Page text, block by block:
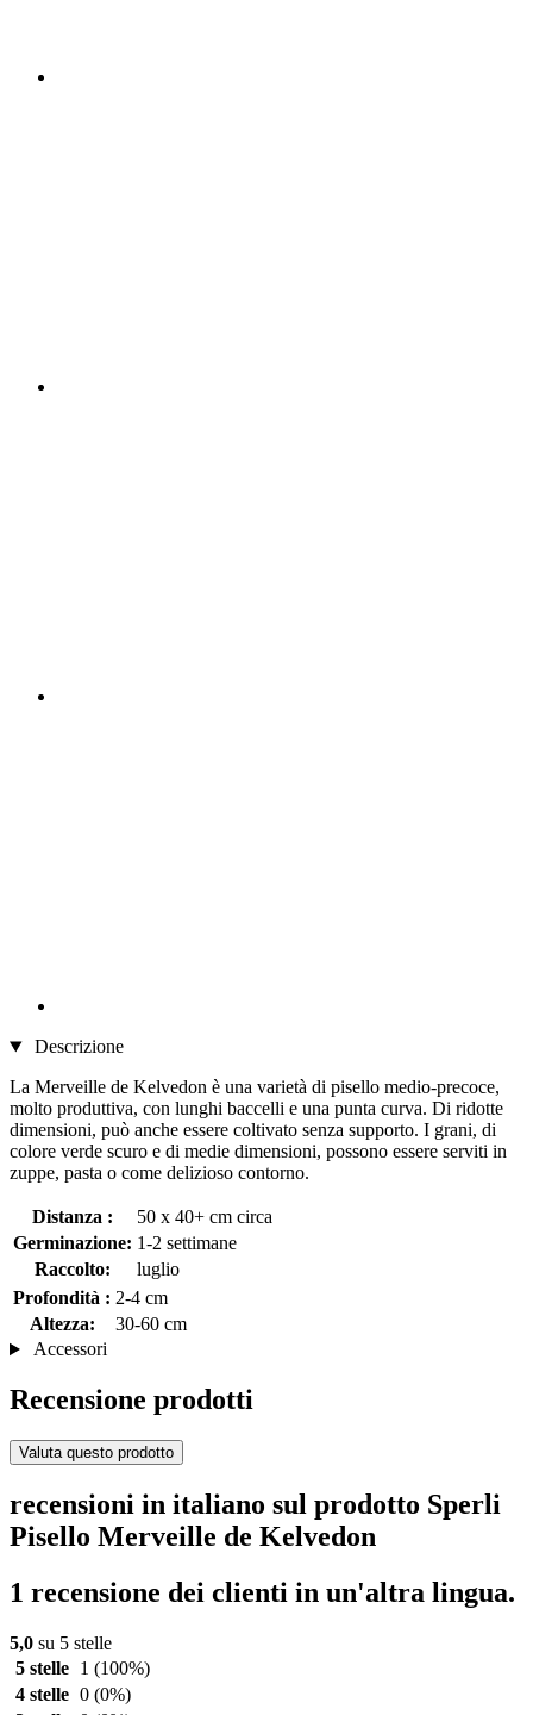
Descrizione
La Merveille de Kelvedon è una varietà di pisello medio-precoce,
molto produttiva, con lunghi baccelli e una punta curva. Di ridotte
dimensioni, può anche essere coltivato senza supporto. I grani, di
colore verde scuro e di medie dimensioni, possono essere serviti in
zuppe, pasta o come delizioso contorno.
Distanza :
50 x 40+ cm circa
Germinazione: 1-2 settimane
Raccolto:
luglio
Profondità : 2-4 cm
Altezza:
30-60 cm
Accessori
Recensione prodotti
Valuta questo prodotto
recensioni in italiano sul prodotto Sperli
Pisello Merveille de Kelvedon
1 recensione dei clienti in un'altra lingua.
5,0 su 5 stelle
5 stelle
1 (100%)
4 stelle 0 (0%)